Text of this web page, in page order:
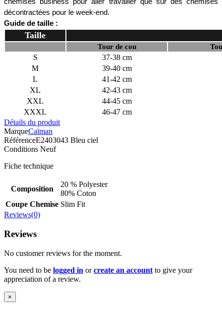
chemises business pour aller travailler que sur des chemises
décontractées pour le week-end.
Guide de taille :
Taille
Tour de cou
S
37-38 cm
M
39-40 cm
L
41-42 cm
XL
42-43 cm
XXL
44-45 cm
XXXL
46-47 cm
Détails du produit
MarqueCaïman
RéférenceE2403043 Bleu ciel
Conditions Neuf
Fiche technique
Composition
20 % Polyester
80% Coton
Coupe Chemise Slim Fit
Reviews(0)
Reviews
No customer reviews for the moment.
You need to be logged in orcreate an account to give your
appreciation of a review.
×